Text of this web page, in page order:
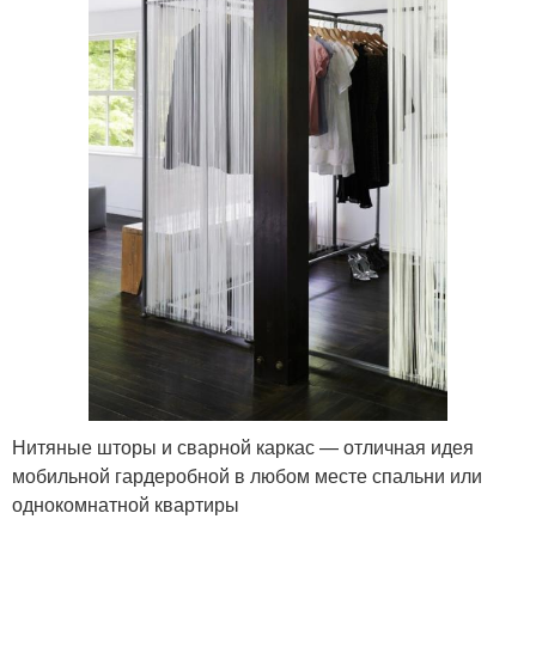
Нитяные шторы и сварной каркас — отличная идея
мобильной гардеробной в любом месте спальни или
однокомнатной квартиры